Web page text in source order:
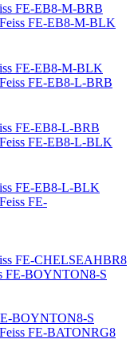
FE-EB8-M-BRB
FE-EB8-M-BLK
FE-EB8-L-BRB
FE-EB8-L-BLK
FE-CHELSEAHBR8
BOYNTON8-S